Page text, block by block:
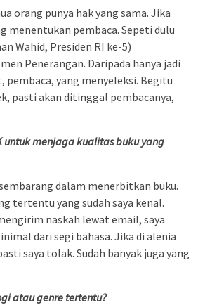
orang punya hak yang sama. Jika
menentukan pembaca. Sepeti dulu
Wahid, Presiden RI ke-5)
Penerangan. Daripada hanya jadi
pembaca, yang menyeleksi. Begitu
pasti akan ditinggal pembacanya,
untuk menjaga kualitas buku yang
dalam menerbitkan buku.
tertentu yang sudah saya kenal.
naskah lewat email, saya
dari segi bahasa. Jika di alenia
saya tolak. Sudah banyak juga yang
atau genre tertentu?